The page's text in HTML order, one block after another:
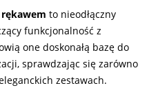
to nieodłączny
funkcjonalność z
one doskonałą bazę do
sprawdzając się zarówno
zestawach.